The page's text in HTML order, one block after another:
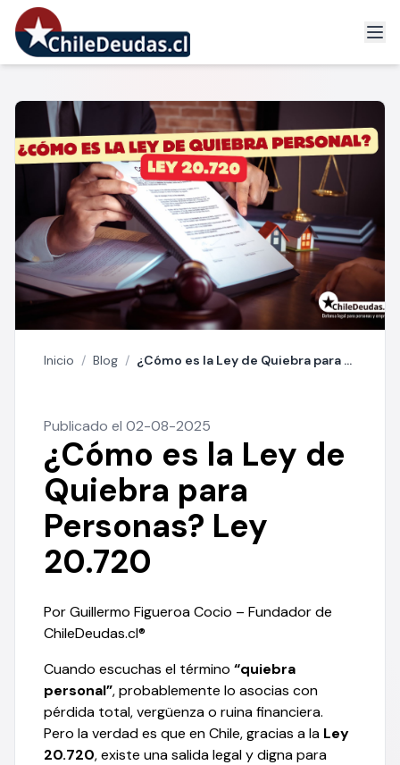
Inicio / Blog / ¿Cómo es la Ley de Quiebra para Personas? Ley 20.720
Publicado el 02-08-2025
¿Cómo es la Ley de
Quiebra para
Personas? Ley
20.720
Por Guillermo Figueroa Cocio – Fundador de
ChileDeudas.cl®
Cuando escuchas el término “quiebra
personal”, probablemente lo asocias con
pérdida total, vergüenza o ruina financiera.
Pero la verdad es que en Chile, gracias a la Ley
20.720, existe una salida legal y digna para